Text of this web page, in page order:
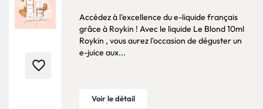
favorite_border
Accédez à l'excellence du e-liquide français
grâce à Roykin ! Avec le liquide Le Blond 10ml
Roykin , vous aurez l'occasion de déguster un
e-juice aux...
Voir le détail